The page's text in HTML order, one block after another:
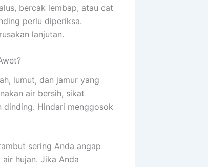
bercak lembap, atau cat
perlu diperiksa.
lanjutan.
lumut, dan jamur yang
air bersih, sikat
dinding. Hindari menggosok
sering Anda angap
hujan. Jika Anda